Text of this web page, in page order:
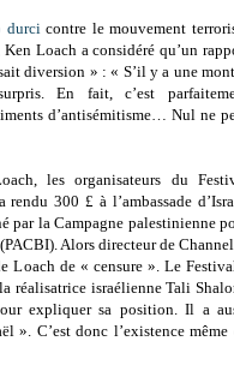
durcicontre le mouvement
Loach a considéré qu’un
diversion » : « S’il y a une
En fait, c’est
d’antisémitisme… Nul ne
les organisateurs du
300 £ à l’ambassade
par la Campagne palestinienne
Alors directeur de
Loach de « censure ». Le
réalisatrice israélienne Tali
expliquer sa position. Il a
». C’est donc l’existence même